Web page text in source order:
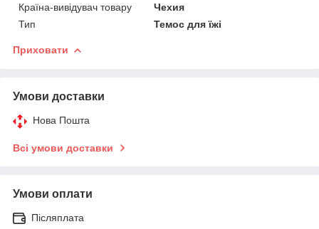
Країна-вивідувач товару
Чехия
Тип
Темос для їжі
Приховати
Умови доставки
Нова Пошта
Всі умови доставки
Умови оплати
Післяплата